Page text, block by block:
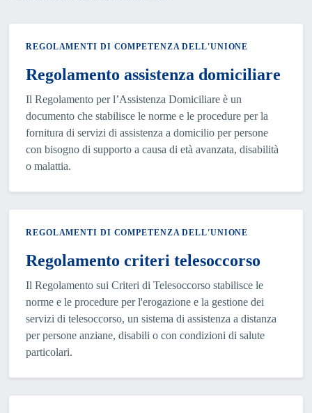
REGOLAMENTI DI COMPETENZA DELL'UNIONE
Regolamento assistenza domiciliare
Il Regolamento per l’Assistenza Domiciliare è un
documento che stabilisce le norme e le procedure per la
fornitura di servizi di assistenza a domicilio per persone
con bisogno di supporto a causa di età avanzata, disabilità
o malattia.
REGOLAMENTI DI COMPETENZA DELL'UNIONE
Regolamento criteri telesoccorso
Il Regolamento sui Criteri di Telesoccorso stabilisce le
norme e le procedure per l'erogazione e la gestione dei
servizi di telesoccorso, un sistema di assistenza a distanza
per persone anziane, disabili o con condizioni di salute
particolari.